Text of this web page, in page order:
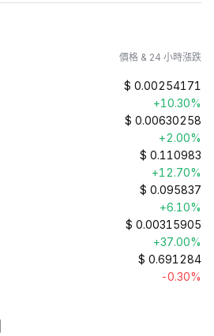
價格 & 24 小時漲跌
$ 0.00254171
+10.30%
$ 0.00630258
+2.00%
$ 0.110983
+12.70%
$ 0.095837
+6.10%
$ 0.00315905
+37.00%
$ 0.691284
-0.30%